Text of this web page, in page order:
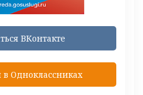
ВКонтакте
в Одноклассниках